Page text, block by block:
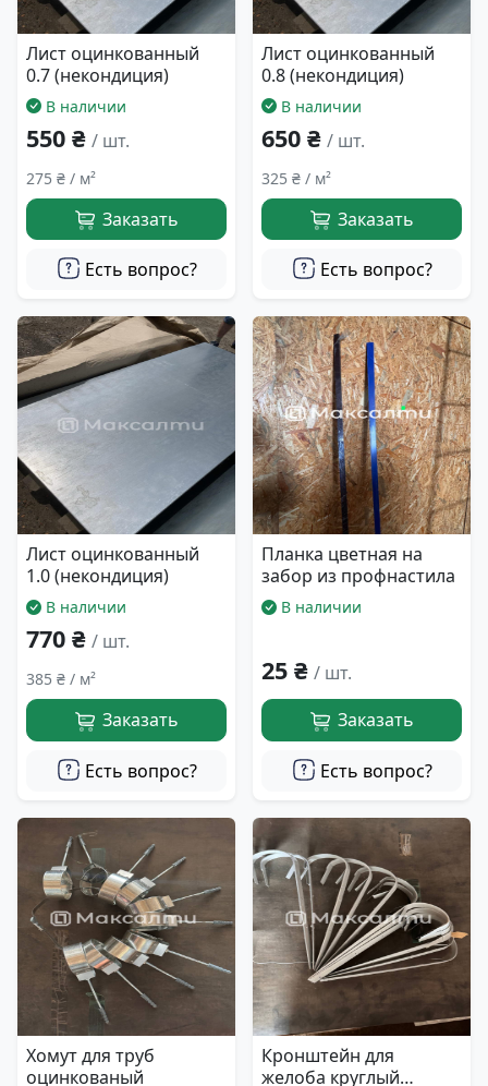
Лист оцинкованный
0.7 (некондиция)
В наличии
550 ₴ / шт.
275 ₴ / м²
Заказать
Есть вопрос?
Лист оцинкованный
0.8 (некондиция)
В наличии
650 ₴ / шт.
325 ₴ / м²
Заказать
Есть вопрос?
Лист оцинкованный
1.0 (некондиция)
В наличии
770 ₴ / шт.
385 ₴ / м²
Заказать
Есть вопрос?
Планка цветная на
забор из профнастила
В наличии
25 ₴ / шт.
Заказать
Есть вопрос?
Хомут для труб
оцинкованый
Кронштейн для
желоба круглый